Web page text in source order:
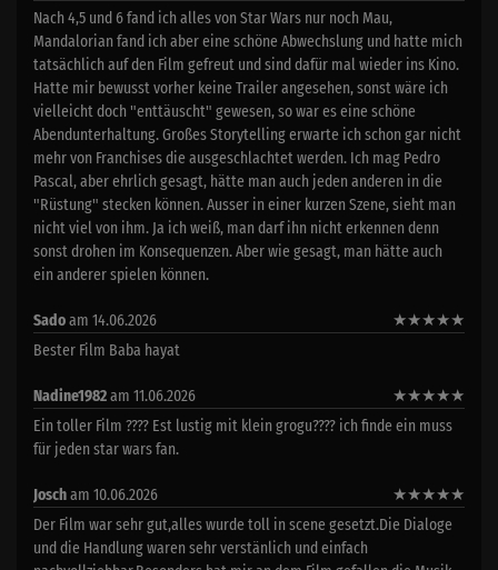
Nach 4,5 und 6 fand ich alles von Star Wars nur noch Mau,
Mandalorian fand ich aber eine schöne Abwechslung und hatte mich
tatsächlich auf den Film gefreut und sind dafür mal wieder ins Kino.
Hatte mir bewusst vorher keine Trailer angesehen, sonst wäre ich
vielleicht doch "enttäuscht" gewesen, so war es eine schöne
Abendunterhaltung. Großes Storytelling erwarte ich schon gar nicht
mehr von Franchises die ausgeschlachtet werden. Ich mag Pedro
Pascal, aber ehrlich gesagt, hätte man auch jeden anderen in die
"Rüstung" stecken können. Ausser in einer kurzen Szene, sieht man
nicht viel von ihm. Ja ich weiß, man darf ihn nicht erkennen denn
sonst drohen im Konsequenzen. Aber wie gesagt, man hätte auch
ein anderer spielen können.
Sadoam 14.06.2026 ★★★★★
Bester Film Baba hayat
Nadine1982am 11.06.2026 ★★★★★
Ein toller Film ???? Est lustig mit klein grogu???? ich finde ein muss
für jeden star wars fan.
Joscham 10.06.2026 ★★★★★
Der Film war sehr gut,alles wurde toll in scene gesetzt.Die Dialoge
und die Handlung waren sehr verstänlich und einfach